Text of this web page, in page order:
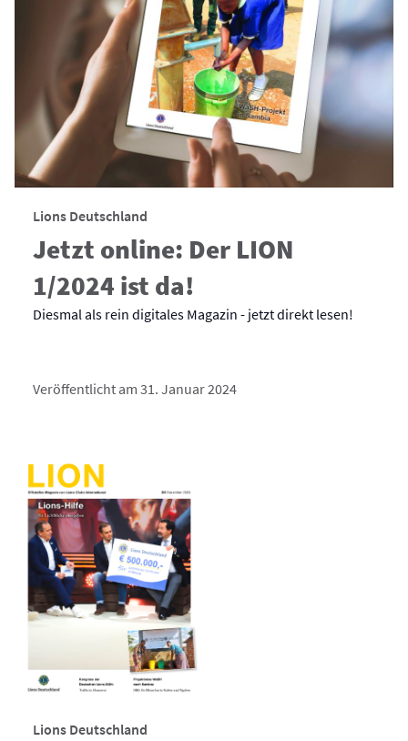
Lions Deutschland
Jetzt online: Der LION
1/2024 ist da!
Diesmal als rein digitales Magazin - jetzt direkt lesen!
Veröffentlicht am 31. Januar 2024
Lions Deutschland